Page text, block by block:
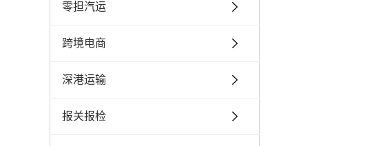
零担汽运
跨境电商
深港运输
报关报检